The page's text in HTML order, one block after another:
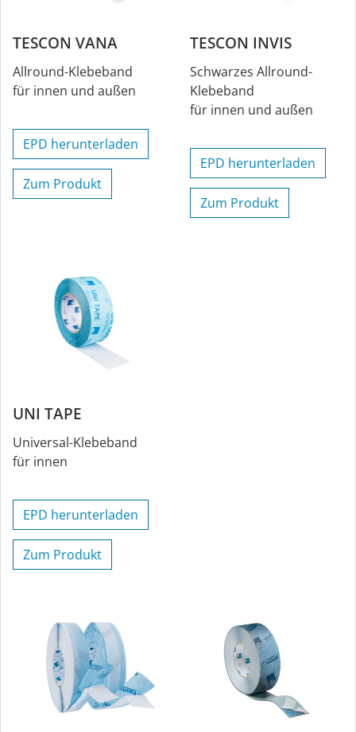
TESCON VANA
Allround-Klebeband
für innen und außen
EPD herunterladen
Zum Produkt
TESCON INVIS
Schwarzes Allround-
Klebeband
für innen und außen
EPD herunterladen
Zum Produkt
UNI TAPE
Universal-Klebeband
für innen
EPD herunterladen
Zum Produkt